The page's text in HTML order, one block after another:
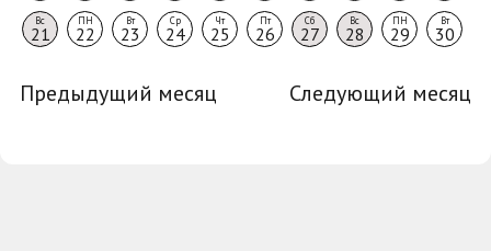
Вс
21
ПН
22
Вт
23
Ср
24
Чт
25
Пт
26
Сб
27
Вс
28
ПН
29
Вт
30
Предыдущий месяц Следующий месяц